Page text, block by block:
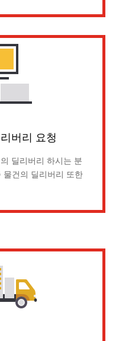
버리 요청
딜리버리 하시는 분
물건의 딜리버리 또한